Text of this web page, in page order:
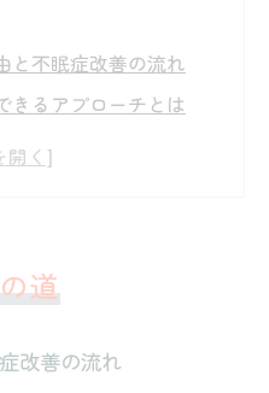
と不眠症改善の流れ
きるアプローチとは
ルフケアの効果解説
フケアの基本ステッ
道
改善の流れ